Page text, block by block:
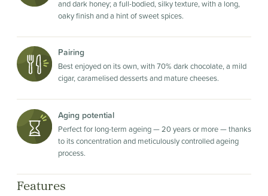
and dark honey; a full-bodied, silky texture, with a long,
oaky finish and a hint of sweet spices.
Pairing
Best enjoyed on its own, with 70% dark chocolate, a mild
cigar, caramelised desserts and mature cheeses.
Aging potential
Perfect for long-term ageing — 20 years or more — thanks
to its concentration and meticulously controlled ageing
process.
Features